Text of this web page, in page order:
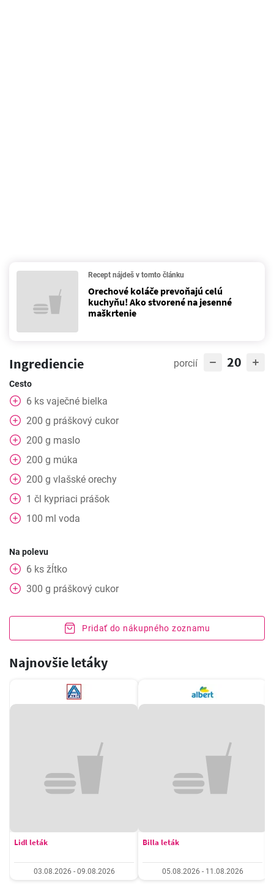
Recept nájdeš v tomto článku
Orechové koláče prevoňajú celú
kuchyňu! Ako stvorené na jesenné
maškrtenie
Ingrediencie porcií 20
Cesto
6 ks vaječné bielka
200 g práškový cukor
200 g maslo
200 g múka
200 g vlašské orechy
1 čl kypriaci prášok
100 ml voda
Na polevu
6 ks žĺtko
300 g práškový cukor
Pridať do nákupného zoznamu
Najnovšie letáky
Lidl leták
03.08.2026 - 09.08.2026
Billa leták
05.08.2026 - 11.08.2026